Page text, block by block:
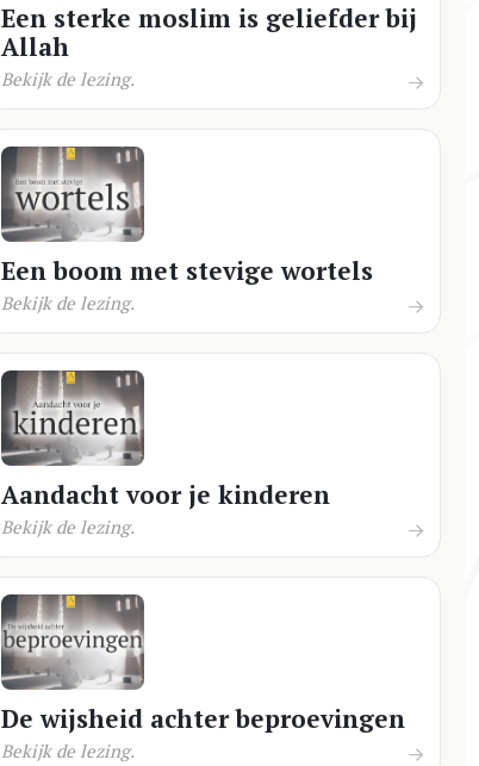
Een sterke moslim is geliefder bij
Allah
Bekijk de lezing.
Een boom met stevige wortels
Bekijk de lezing.
Aandacht voor je kinderen
Bekijk de lezing.
De wijsheid achter beproevingen
Bekijk de lezing.